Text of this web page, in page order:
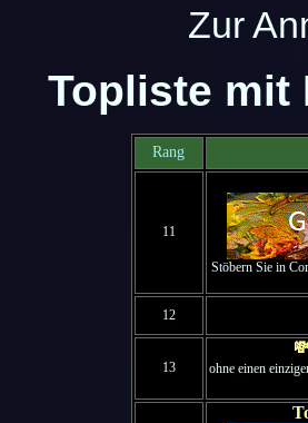
Zur
Topliste mit
Rang
11
Stöbern Sie in
12
13
ohne einen